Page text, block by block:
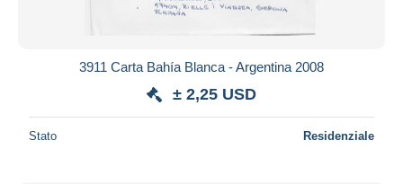
3911 Carta Bahía Blanca - Argentina 2008
± 2,25 USD
Stato Residenziale